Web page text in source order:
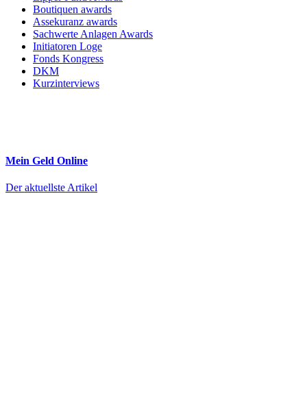
Boutiquen awards
Assekuranz awards
Sachwerte Anlagen Awards
Initiatoren Loge
Fonds Kongress
DKM
Kurzinterviews
Mein Geld Online
Der aktuellste Artikel